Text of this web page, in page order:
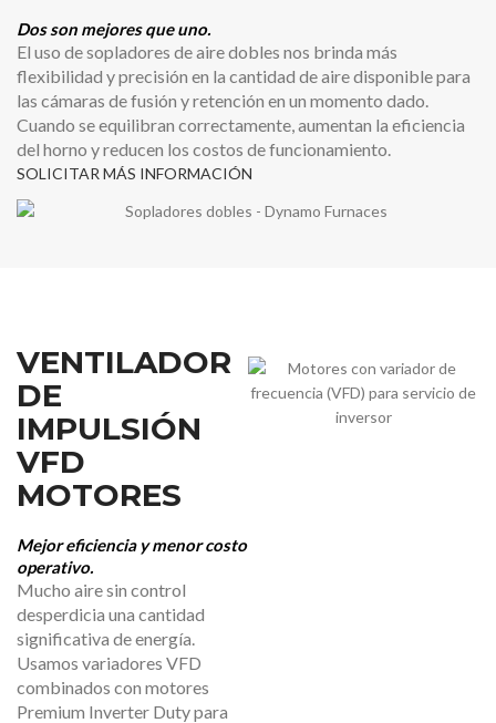
Dos son mejores que uno.
El uso de sopladores de aire dobles nos brinda más
flexibilidad y precisión en la cantidad de aire disponible para
las cámaras de fusión y retención en un momento dado.
Cuando se equilibran correctamente, aumentan la eficiencia
del horno y reducen los costos de funcionamiento.
SOLICITAR MÁS INFORMACIÓN
VENTILADOR
DE
IMPULSIÓN
VFD
MOTORES
Mejor eficiencia y menor costo
operativo.
Mucho aire sin control
desperdicia una cantidad
significativa de energía.
Usamos variadores VFD
combinados con motores
Premium Inverter Duty para